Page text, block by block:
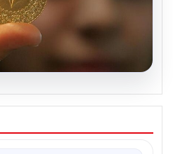
grafik 22 Mayıs: Altın
mü, çıktı mı?